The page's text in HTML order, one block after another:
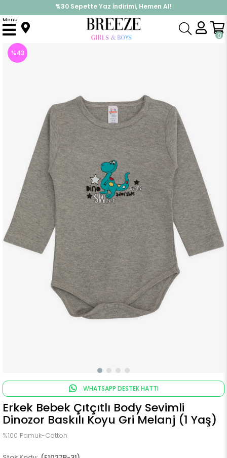
%30 Sepette Yaz İndirimi, Hemen Al!
İndirimlere ek %10 İndirimi Kap, Hemen Üye Ol!
0
Menu
Anasayfa Pijama & İç Giyim ERKEK Zıbın Erkek Bebek Çıtçıtlı Body Sevimli Dinozor Baskılı Koyu Gri Melanj (1 Yaş)
%43
WHATSAPP DESTEK HATTI
Erkek Bebek Çıtçıtlı Body Sevimli
Dinozor Baskılı Koyu Gri Melanj (1 Yaş)
%100 Pamuk-Cotton